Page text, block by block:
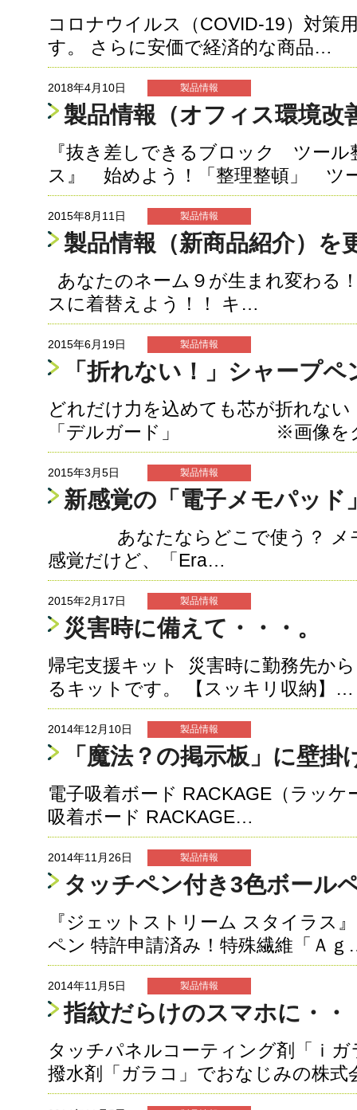
コロナウイルス（COVID-19）対策
す。 さらに安価で経済的な商品…
2018年4月10日 製品情報
製品情報（オフィス環境改
『抜き差しできるブロック ツー
ス』 始めよう！「整理整頓」 ツ
2015年8月11日 製品情報
製品情報（新商品紹介）を
あなたのネーム９が生まれ変わる
スに着替えよう！！ キ…
2015年6月19日 製品情報
「折れない！」シャープペ
どれだけ力を込めても芯が折れな
「デルガード」 ※画像を
2015年3月5日 製品情報
新感覚の「電子メモパッド
あなたならどこで使う？ メモ
感覚だけど、「Era…
2015年2月17日 製品情報
災害時に備えて・・・。
帰宅支援キット 災害時に勤務先か
るキットです。 【スッキリ収納】…
2014年12月10日 製品情報
「魔法？の掲示板」に壁
電子吸着ボード RACKAGE（ラッ
吸着ボード RACKAGE…
2014年11月26日 製品情報
タッチペン付き3色ボール
『ジェットストリーム スタイラス
ペン 特許申請済み！特殊繊維「Ａ
2014年11月5日 製品情報
指紋だらけのスマホに・・
タッチパネルコーティング剤「ｉ
撥水剤「ガラコ」でおなじみの株